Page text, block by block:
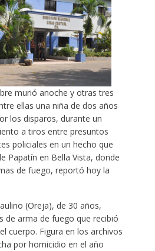
murió anoche y otras tres
ellas una niña de dos años
los disparos, durante un
a tiros entre presuntos
policiales en un hecho que
Papatín en Bella Vista, donde
de fuego, reportó hoy la
(Oreja), de 30 años,
de arma de fuego que recibió
cuerpo. Figura en los archivos
por homicidio en el año